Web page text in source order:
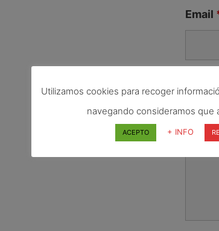
Email
Tu
Utilizamos cookies para recoger
navegando consideramos que
ACEPTO + INFO